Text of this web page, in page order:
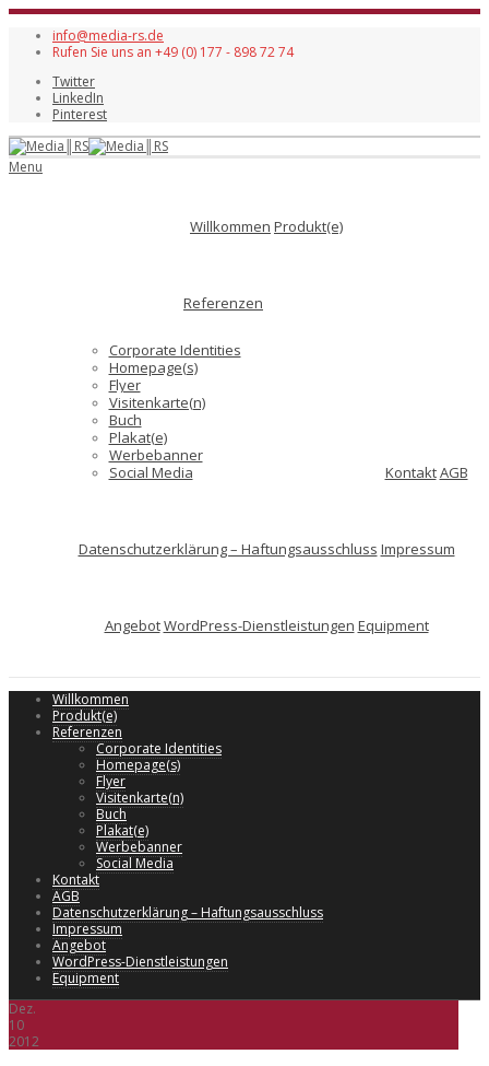
info@media-rs.de
Rufen Sie uns an +49 (0) 177 - 898 72 74
Twitter
LinkedIn
Pinterest
Menu
Willkommen Produkt(e)
Referenzen
Corporate Identities
Homepage(s)
Flyer
Visitenkarte(n)
Buch
Plakat(e)
Werbebanner
Social Media
KontaktAGB
Datenschutzerklärung – Haftungsausschluss Impressum
AngebotWordPress-Dienstleistungen Equipment
Willkommen
Produkt(e)
Referenzen
Corporate Identities
Homepage(s)
Flyer
Visitenkarte(n)
Buch
Plakat(e)
Werbebanner
Social Media
Kontakt
AGB
Datenschutzerklärung – Haftungsausschluss
Impressum
Angebot
WordPress-Dienstleistungen
Equipment
Dez.
10
2012